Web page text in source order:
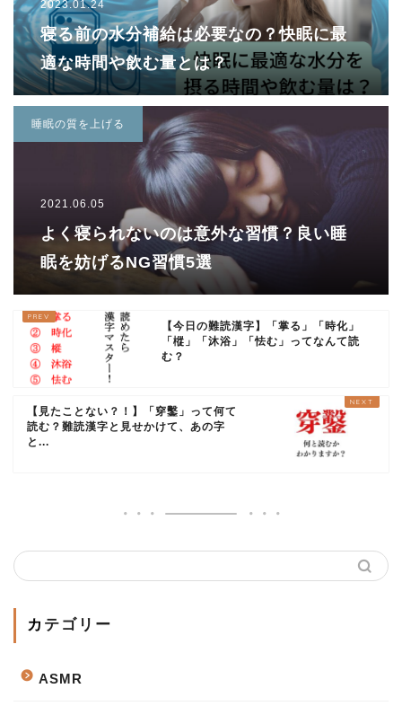
2023.01.24
寝る前の水分補給は必要なの？快眠に最
適な時間や飲む量とは？
睡眠の質を上げる
2021.06.05
よく寝られないのは意外な習慣？良い睡
眠を妨げるNG習慣5選
【今日の難読漢字】「掌る」「時化」
「樅」「沐浴」「怯む」ってなんて読
む？
【見たことない？！】「穿鑿」って何て
読む？難読漢字と見せかけて、あの字
と...
カテゴリー
ASMR